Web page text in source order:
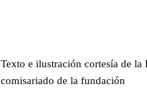
Texto e ilustración cortesía de la
comisariado de la fundación